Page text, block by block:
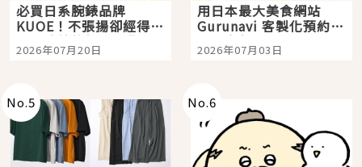
必買日系腕錶品牌
KUOE！不張揚卻經得起
時間洗鍊的經典之作五
選
2026年07月20日
用日本最大美食網站
Gurunavi 客製化預約九
大都市餐廳，打造專屬
美食體驗！
2026年07月03日
No.5 No.6